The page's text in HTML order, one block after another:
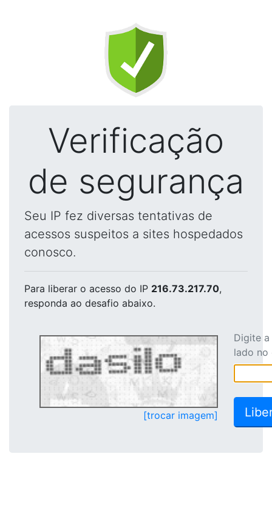
Verificação
de segurança
Seu IP fez diversas tentativas de
acessos suspeitos a sites hospedados
conosco.
Para liberar o acesso do IP 216.73.217.70,
responda ao desafio abaixo.
[trocar imagem]
Digite
lado no